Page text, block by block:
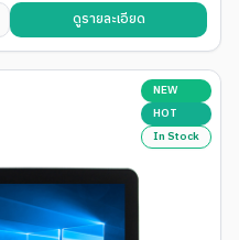
ดูรายละเอียด
NEW
HOT
In Stock